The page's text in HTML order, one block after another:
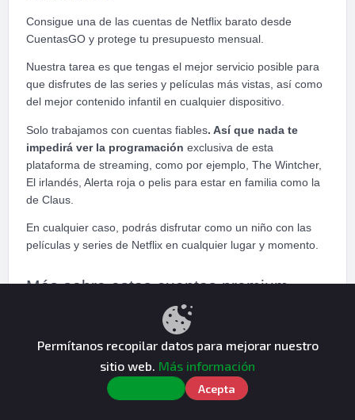
Consigue una de las cuentas de Netflix barato desde
CuentasGO y protege tu presupuesto mensual.
Nuestra tarea es que tengas el mejor servicio posible para
que disfrutes de las series y películas más vistas, así como
del mejor contenido infantil en cualquier dispositivo.
Solo trabajamos con cuentas fiables. Así que nada te
impedirá ver la programación exclusiva de esta
plataforma de streaming, como por ejemplo, The Wintcher,
El irlandés, Alerta roja o pelis para estar en familia como la
de Claus.
En cualquier caso, podrás disfrutar como un niño con las
películas y series de Netflix en cualquier lugar y momento.
Más sobre estas cuentas premium
¿Hay otras alternativas de cuentas de
streaming baratas?
Si buscas opciones más económicas, puedes considerar
plataformas como
Vix Premium, que ofrece contenido
Permítanos recopilar datos para mejorar nuestro
sitio web. Más información
Acepta